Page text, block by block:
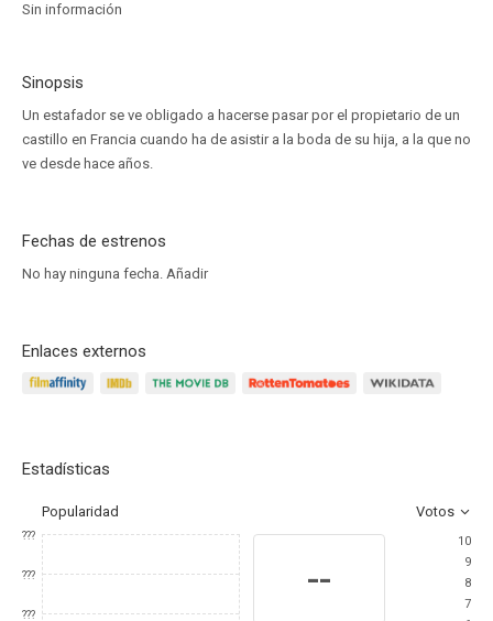
Sin información
Sinopsis
Un estafador se ve obligado a hacerse pasar por el propietario de un
castillo en Francia cuando ha de asistir a la boda de su hija, a la que no
ve desde hace años.
Fechas de estrenos
No hay ninguna fecha. Añadir
Enlaces externos
Estadísticas
Popularidad Votos
???
???
???
--
10
9
8
7